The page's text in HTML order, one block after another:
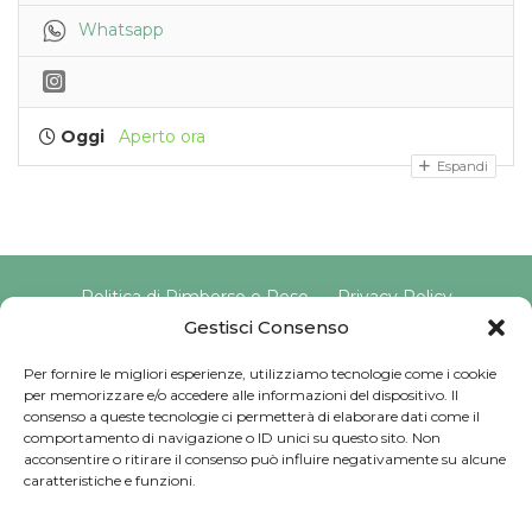
Gestisci Consenso
Per fornire le migliori esperienze, utilizziamo tecnologie come i cookie
per memorizzare e/o accedere alle informazioni del dispositivo. Il
consenso a queste tecnologie ci permetterà di elaborare dati come il
comportamento di navigazione o ID unici su questo sito. Non
acconsentire o ritirare il consenso può influire negativamente su alcune
caratteristiche e funzioni.
Whatsapp
Oggi Aperto ora
Espandi
Politica di Rimborso e Reso
Privacy Policy
Cookie Policy
Copyright © 2025 Pavimento Pelvico Italia beAPPI srl |
Indirizzo: Via Cassia 1827 Int. A, 00123 Roma (RM) |
P.IVA: 16569171008 | Email PEC:
pavimentopelvicoitalia@pec.it | Codice Univoco: